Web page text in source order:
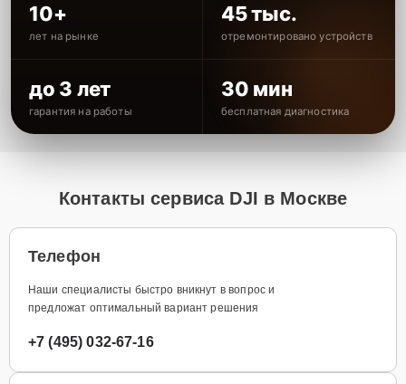
10+
лет на рынке
45 тыс.
отремонтировано устройств
до 3 лет
гарантия на работы
30 мин
бесплатная диагностика
Контакты сервиса DJI в Москве
Телефон
Наши специалисты быстро вникнут в вопрос и
предложат оптимальный вариант решения
+7 (495) 032-67-16